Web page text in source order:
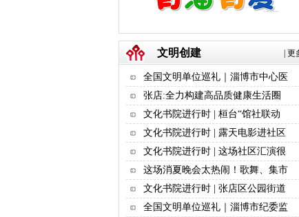
更
文明创建
全国文明单位巡礼｜淄博市中心医
张店:全力构建高品质健康生活圈
文化书院进行时 | 桓台“馆社联动
文化书院进行时 | 露天电影进社区
文化书院进行时 | 这场社区汇演很
这场消夏晚会太热闹！歌舞、集市
文化书院进行时 | 张店区公园街道
全国文明单位巡礼｜淄博市纪委监